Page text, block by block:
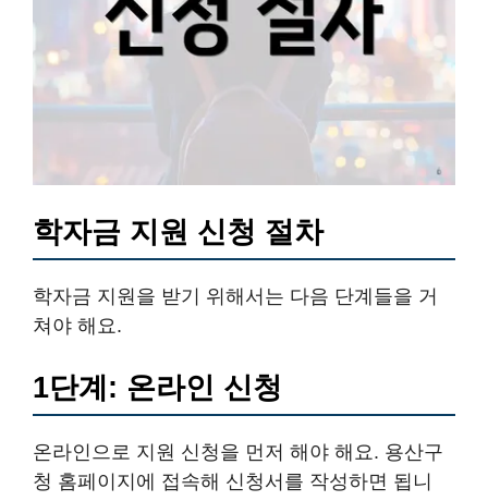
학자금 지원 신청 절차
학자금 지원을 받기 위해서는 다음 단계들을 거
쳐야 해요.
1단계: 온라인 신청
온라인으로 지원 신청을 먼저 해야 해요. 용산구
청 홈페이지에 접속해 신청서를 작성하면 됩니